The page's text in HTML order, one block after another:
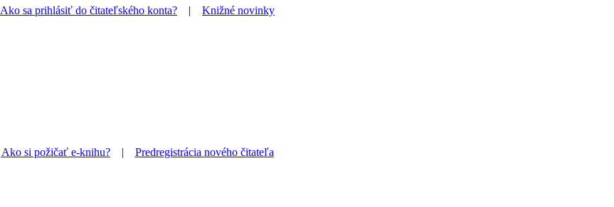
Ako sa prihlásiť do čitateľského konta? | Knižné novinky
Ako si požičať e-knihu?| Predregistrácia nového čitateľa